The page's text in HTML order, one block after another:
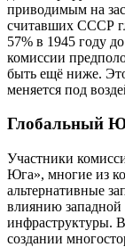
приводимым на
считавших СССР
57% в 1945 году
комиссии
быть ещё ниже.
меняется под
Глобальный
Участники
Юга», многие из
альтернативные
влиянию западной
инфраструктуры.
создании